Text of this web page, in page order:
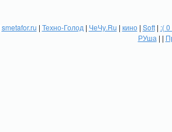
smetafor.ru | Техно-Голод | ЧеЧу.Ru | кино| Soft| :(
РУша | |